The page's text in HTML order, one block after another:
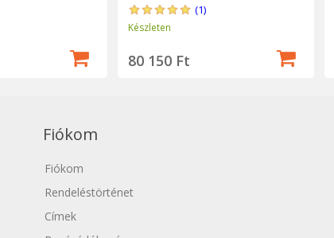
(1)
Készleten
80 150 Ft
Fiókom
Fiókom
Rendeléstörténet
Címek